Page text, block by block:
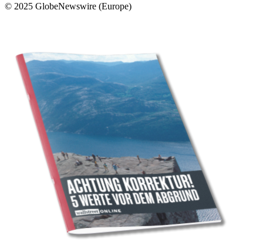
© 2025 GlobeNewswire (Europe)